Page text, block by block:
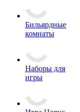
Бильярдные
комнаты
Наборы для
игры